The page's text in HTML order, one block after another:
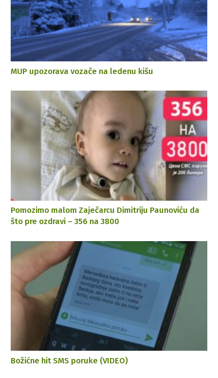
MUP upozorava vozače na ledenu kišu
Pomozimo malom Zaječarcu Dimitriju Paunoviću da
što pre ozdravi – 356 na 3800
Božićne hit SMS poruke (VIDEO)